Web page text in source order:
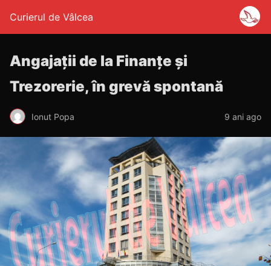
Curierul de Vâlcea
Angajații de la Finanțe și
Trezorerie, în grevă spontană
Ionut Popa 9 ani ago